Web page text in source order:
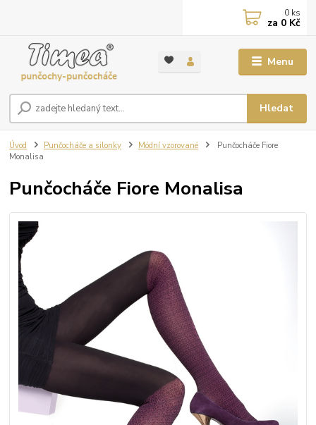
Menu
Hledat
0 ks
za 0 Kč
Úvod Punčocháče a silonky Módní vzorované
Punčocháče Fiore
Monalisa
Punčocháče Fiore Monalisa